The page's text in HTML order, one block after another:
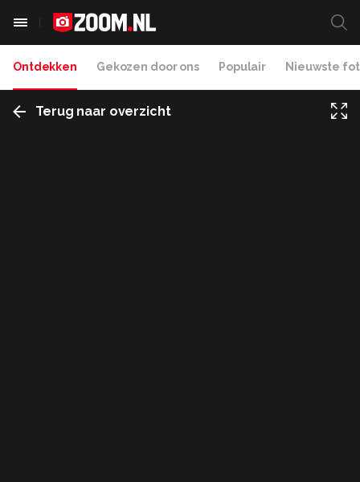
Ontdekken Gekozen door ons Populair Nieuwste
Terug naar overzicht